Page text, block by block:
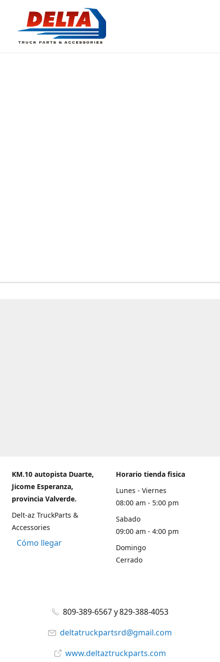
KM.10 autopista Duarte,
Jicome Esperanza,
provincia Valverde.
Delt-az TruckParts &
Accessories
Cómo llegar
Horario tienda fisica
Lunes - Viernes
08:00 am - 5:00 pm
Sabado
09:00 am - 4:00 pm
Domingo
Cerrado
809-389-6567 y 829-388-4053
deltatruckpartsrd@gmail.com
www.deltaztruckparts.com